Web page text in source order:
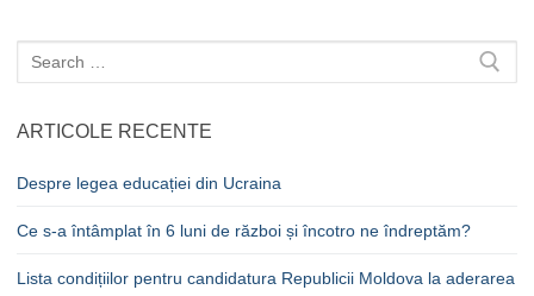
Caută
după:
ARTICOLE RECENTE
Despre legea educației din Ucraina
Ce s-a întâmplat în 6 luni de război și încotro ne îndreptăm?
Lista condițiilor pentru candidatura Republicii Moldova la aderarea